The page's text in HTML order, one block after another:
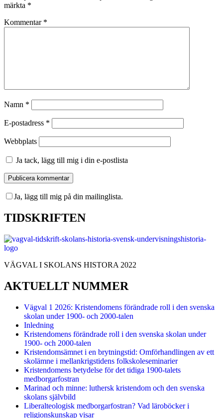
märkta *
Kommentar *
Namn *
E-postadress *
Webbplats
Ja tack, lägg till mig i din e-postlista
Ja, lägg till mig på din mailinglista.
TIDSKRIFTEN
VÄGVAL I SKOLANS HISTORA 2022
AKTUELLT NUMMER
Vägval 1 2026: Kristendomens förändrade roll i den svenska
skolan under 1900- och 2000-talen
Inledning
Kristendomens förändrade roll i den svenska skolan under
1900- och 2000-talen
Kristendomsämnet i en brytningstid: Omförhandlingen av ett
skolämne i mellankrigstidens folkskoleseminarier
Kristendomens betydelse för det tidiga 1900-talets
medborgarfostran
Marinad och minne: luthersk kristendom och den svenska
skolans självbild
Liberalteologisk medborgarfostran? Vad läroböcker i
religionskunskap visar